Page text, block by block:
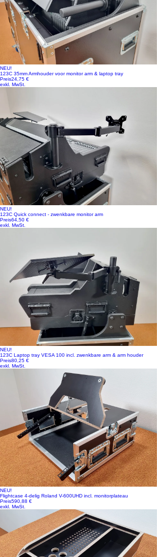
NEU!
123C 35mm Armhouder voor monitor arm & laptop tray
Preis24,75 €
exkl. MwSt.
NEU!
123C Quick connect - zwenkbare monitor arm
Preis64,50 €
exkl. MwSt.
NEU!
123C Laptop tray VESA 100 incl. zwenkbare arm & arm houder
Preis80,25 €
exkl. MwSt.
NEU!
Flightcase 4-delig Roland V-600UHD incl. monitorplateau
Preis590,88 €
exkl. MwSt.